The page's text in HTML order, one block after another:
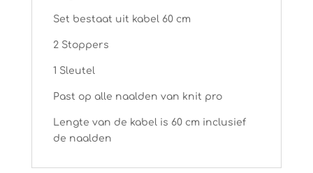
Set bestaat uit kabel 60 cm
2 Stoppers
1 Sleutel
Past op alle naalden van knit pro
Lengte van de kabel is 60 cm inclusief
de naalden